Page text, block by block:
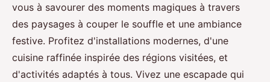
vous à savourer des moments magiques à travers
des paysages à couper le souffle et une ambiance
festive. Profitez d'installations modernes, d'une
cuisine raffinée inspirée des régions visitées, et
d'activités adaptés à tous. Vivez une escapade qui